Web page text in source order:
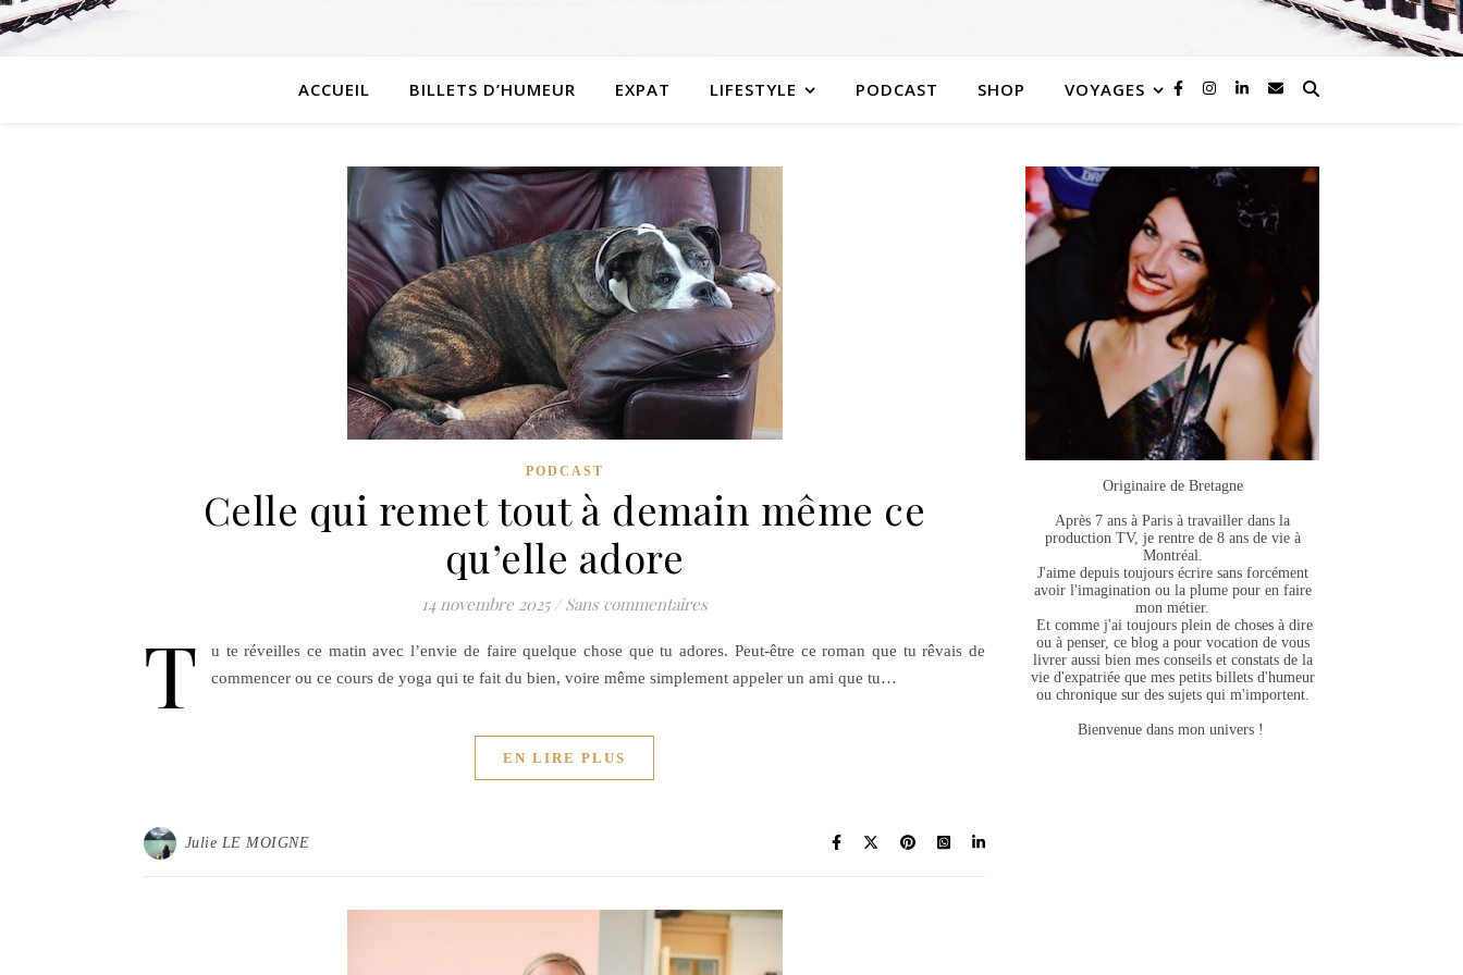
ACCUEIL BILLETS D’HUMEUR EXPAT LIFESTYLE PODCAST SHOP VOYAGES
PODCAST
Celle qui remet tout à demain même ce
qu’elle adore
14 novembre 2025 / Sans commentaires
T
u te réveilles ce matin avec l’envie de faire quelque chose que tu adores. Peut-être ce roman que tu rêvais de
commencer ou ce cours de yoga qui te fait du bien, voire même simplement appeler un ami que tu…
EN LIRE PLUS
Julie LE MOIGNE
Originaire de Bretagne
Après 7 ans à Paris à travailler dans la
production TV, je rentre de 8 ans de vie à
Montréal.
J'aime depuis toujours écrire sans forcément
avoir l'imagination ou la plume pour en faire
mon métier.
Et comme j'ai toujours plein de choses à dire
ou à penser, ce blog a pour vocation de vous
livrer aussi bien mes conseils et constats de la
vie d'expatriée que mes petits billets d'humeur
ou chronique sur des sujets qui m'importent.
Bienvenue dans mon univers !